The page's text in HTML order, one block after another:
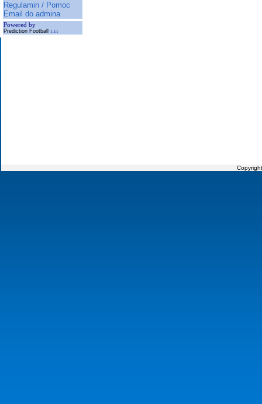
Regulamin / Pomoc
Email do admina
Powered by
Prediction Football 1.11